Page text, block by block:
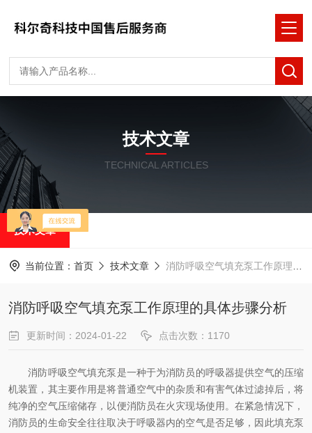
技术文章
TECHNICAL ARTICLES
技术文章
当前位置： 首页 技术文章 消防呼吸空气填充泵工作原理的具体步骤分析
消防呼吸空气填充泵工作原理的具体步骤分析
更新时间：2024-01-22 点击次数：1170
消防呼吸空气填充泵是一种于为消防员的呼吸器提供空气的压缩
机装置，其主要作用是将普通空气中的杂质和有害气体过滤掉后，将
纯净的空气压缩储存，以便消防员在火灾现场使用。在紧急情况下，
消防员的生命安全往往取决于呼吸器内的空气是否足够，因此填充泵